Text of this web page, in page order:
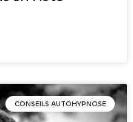
CONSEILS AUTOHYPNOSE